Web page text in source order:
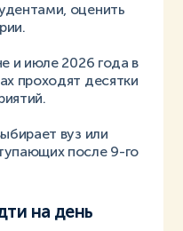
оценить
и июле 2026 года в
проходят десятки
вуз или
после 9-го
на день